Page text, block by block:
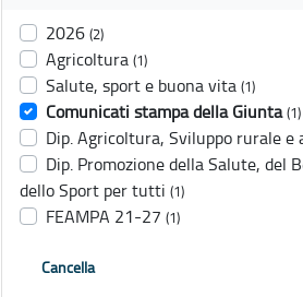
2026 (2)
Agricoltura (1)
Salute, sport e buona vita (1)
Comunicati stampa della Giunta (1)
Dip. Agricoltura, Sviluppo rurale e
Dip. Promozione della Salute, del
dello Sport per tutti (1)
FEAMPA 21-27 (1)
Cancella